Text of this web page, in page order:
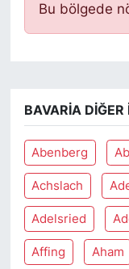
Bu bölgede
BAVARIA DIĞER
Abenberg
Achslach
Adelsried
Affing Aham